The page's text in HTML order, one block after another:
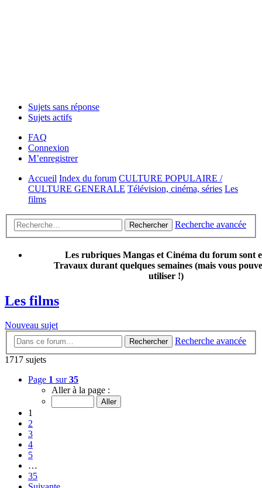
Sujets sans réponse
Sujets actifs
FAQ
Connexion
M’enregistrer
Accueil Index du forum CULTURE POPULAIRE /
CULTURE GENERALE Télévision, cinéma, séries Les
films
Rechercher Recherche avancée
Les rubriques Mangas et Cinéma du forum sont
Travaux durant quelques semaines (mais vous
utiliser !)
Les films
Nouveau sujet
Rechercher
Recherche avancée
1717 sujets
Page 1 sur35
Aller à la page :
1
2
3
4
5
…
35